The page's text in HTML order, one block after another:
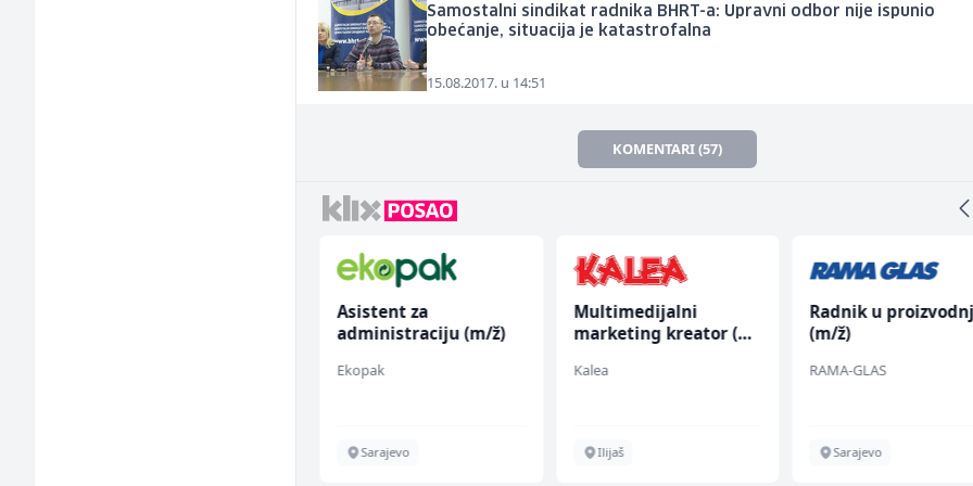
Samostalni sindikat radnika BHRT-a: Upravni odbor nije ispunio
obećanje, situacija je katastrofalna
15.08.2017. u 14:51
KOMENTARI (57)
Asistent za
administraciju (m/ž)
Ekopak
Sarajevo
Multimedijalni
marketing kreator (m/
Kalea
Ilijaš
Radnik u
(m/ž)
RAMA-GLAS
Sarajevo